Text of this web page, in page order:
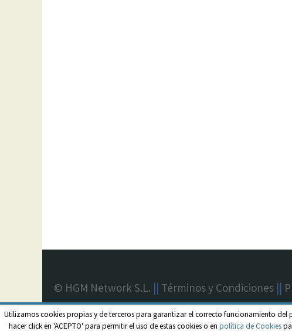
Utilizamos cookies propias y de terceros para garantizar el correcto funcionamiento
hacer click en 'ACEPTO' para permitir el uso de estas cookies o en política de Cookies
© HGM Network S.L. || Términos y Condiciones ||